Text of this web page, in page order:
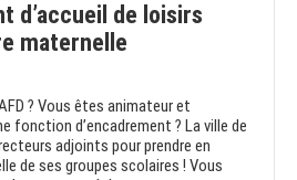
d’accueil de loisirs
maternelle
? Vous êtes animateur et
fonction d’encadrement ? La ville de
adjoints pour prendre en
de ses groupes scolaires ! Vous